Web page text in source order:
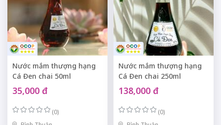
Nước mắm thượng hạng
Cá Đen chai 50ml
35,000 đ
(0)
Nước mắm thượng hạng
Cá Đen chai 250ml
138,000 đ
(0)